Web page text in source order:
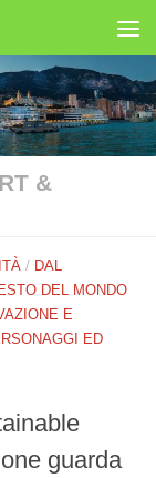
&
/ DAL
DEL MONDO
E
ED
guarda